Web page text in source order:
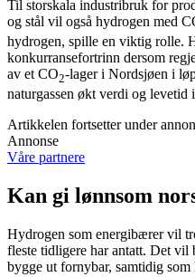
Til storskala industribruk for
og stål vil også hydrogen med
hydrogen, spille en viktig rolle.
konkurransefortrinn dersom
av et CO2-lager i Nordsjøen i
naturgassen økt verdi og levetid
Artikkelen fortsetter under
Annonse
Våre partnere
Kan gi lønnsom
Hydrogen som energibærer vil
fleste tidligere har antatt. Det vil
bygge ut fornybar, samtidig